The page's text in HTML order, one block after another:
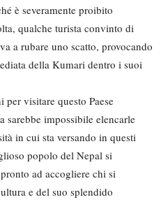
è severamente proibito
qualche turista convinto di
a rubare uno scatto, provocando
della Kumari dentro i suoi
visitare questo Paese
sarebbe impossibile elencarle
in cui sta versando in questi
popolo del Nepal si
ad accogliere chi si
e del suo splendido